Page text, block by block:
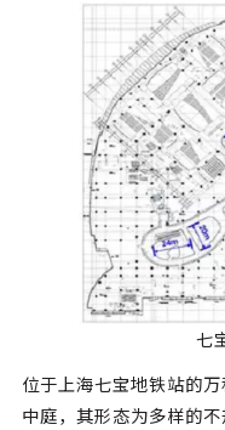
七
位于上海七宝地铁站的
中庭，其形态为多样的